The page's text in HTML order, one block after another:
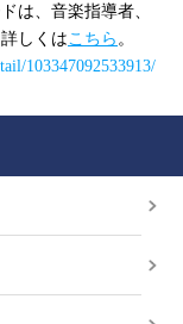
は、音楽指導者、
しくは こちら 。
103347092533913/